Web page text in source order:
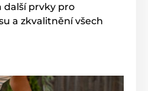
další prvky pro
a zkvalitnění všech